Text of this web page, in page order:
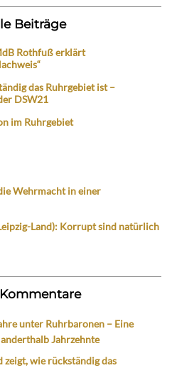
Beiträge
Rothfuß erklärt
das Ruhrgebiet ist –
DSW21
im Ruhrgebiet
Wehrmacht in einer
Land): Korrupt sind natürlich
unter Ruhrbaronen – Eine
Jahrzehnte
zeigt, wie rückständig das